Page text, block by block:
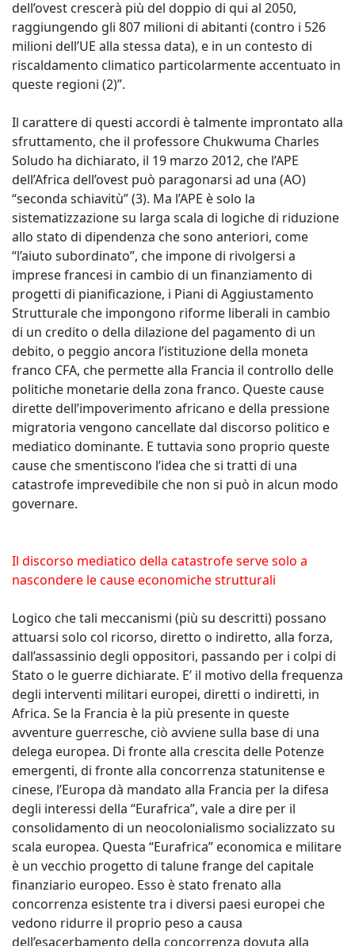
dell’ovest crescerà più del doppio di qui al 2050,
raggiungendo gli 807 milioni di abitanti (contro i 526
milioni dell’UE alla stessa data), e in un contesto di
riscaldamento climatico particolarmente accentuato in
queste regioni (2)”.
Il carattere di questi accordi è talmente improntato alla
sfruttamento, che il professore Chukwuma Charles
Soludo ha dichiarato, il 19 marzo 2012, che l’APE
dell’Africa dell’ovest può paragonarsi ad una (AO)
“seconda schiavitù” (3). Ma l’APE è solo la
sistematizzazione su larga scala di logiche di riduzione
allo stato di dipendenza che sono anteriori, come
“l’aiuto subordinato”, che impone di rivolgersi a
imprese francesi in cambio di un finanziamento di
progetti di pianificazione, i Piani di Aggiustamento
Strutturale che impongono riforme liberali in cambio
di un credito o della dilazione del pagamento di un
debito, o peggio ancora l’istituzione della moneta
franco CFA, che permette alla Francia il controllo delle
politiche monetarie della zona franco. Queste cause
dirette dell’impoverimento africano e della pressione
migratoria vengono cancellate dal discorso politico e
mediatico dominante. E tuttavia sono proprio queste
cause che smentiscono l’idea che si tratti di una
catastrofe imprevedibile che non si può in alcun modo
governare.
Il discorso mediatico della catastrofe serve solo a
nascondere le cause economiche strutturali
Logico che tali meccanismi (più su descritti) possano
attuarsi solo col ricorso, diretto o indiretto, alla forza,
dall’assassinio degli oppositori, passando per i colpi di
Stato o le guerre dichiarate. E’ il motivo della frequenza
degli interventi militari europei, diretti o indiretti, in
Africa. Se la Francia è la più presente in queste
avventure guerresche, ciò avviene sulla base di una
delega europea. Di fronte alla crescita delle Potenze
emergenti, di fronte alla concorrenza statunitense e
cinese, l’Europa dà mandato alla Francia per la difesa
degli interessi della “Eurafrica”, vale a dire per il
consolidamento di un neocolonialismo socializzato su
scala europea. Questa “Eurafrica” economica e militare
è un vecchio progetto di talune frange del capitale
finanziario europeo. Esso è stato frenato alla
concorrenza esistente tra i diversi paesi europei che
vedono ridurre il proprio peso a causa
dell’esacerbamento della concorrenza dovuta alla